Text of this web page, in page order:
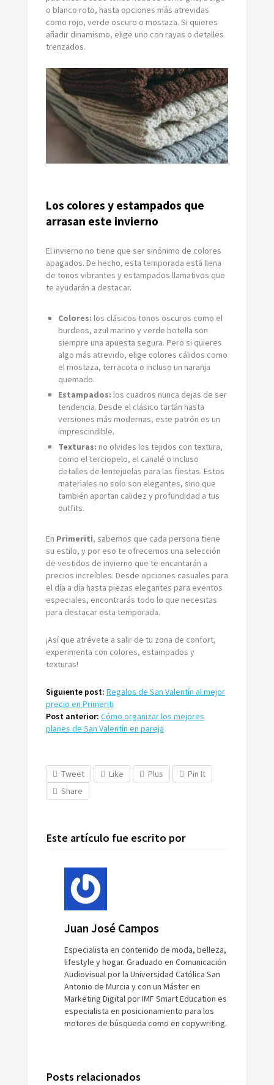
o blanco roto, hasta opciones más atrevidas
como rojo, verde oscuro o mostaza. Si quieres
añadir dinamismo, elige uno con rayas o detalles
trenzados.
Los colores y estampados que
arrasan este invierno
El invierno no tiene que ser sinónimo de colores
apagados. De hecho, esta temporada está llena
de tonos vibrantes y estampados llamativos que
te ayudarán a destacar.
Colores: los clásicos tonos oscuros como el
burdeos, azul marino y verde botella son
siempre una apuesta segura. Pero si quieres
algo más atrevido, elige colores cálidos como
el mostaza, terracota o incluso un naranja
quemado.
Estampados: los cuadros nunca dejas de ser
tendencia. Desde el clásico tartán hasta
versiones más modernas, este patrón es un
imprescindible.
Texturas: no olvides los tejidos con textura,
como el terciopelo, el canalé o incluso
detalles de lentejuelas para las fiestas. Estos
materiales no solo son elegantes, sino que
también aportan calidez y profundidad a tus
outfits.
En Primeriti, sabemos que cada persona tiene
su estilo, y por eso te ofrecemos una selección
de vestidos de invierno que te encantarán a
precios increíbles. Desde opciones casuales para
el día a día hasta piezas elegantes para eventos
especiales, encontrarás todo lo que necesitas
para destacar esta temporada.
¡Así que atrévete a salir de tu zona de confort,
experimenta con colores, estampados y
texturas!
Siguiente post: Regalos de San Valentín al mejor
precio en Primeriti
Post anterior: Cómo organizar los mejores
planes de San Valentín en pareja
Tweet Like Plus
Pin It
Share
Este artículo fue escrito por
Juan José Campos
Especialista en contenido de moda, belleza,
lifestyle y hogar. Graduado en Comunicación
Audiovisual por la Universidad Católica San
Antonio de Murcia y con un Máster en
Marketing Digital por IMF Smart Education es
especialista en posicionamiento para los
motores de búsqueda como en copywriting.
Posts relacionados